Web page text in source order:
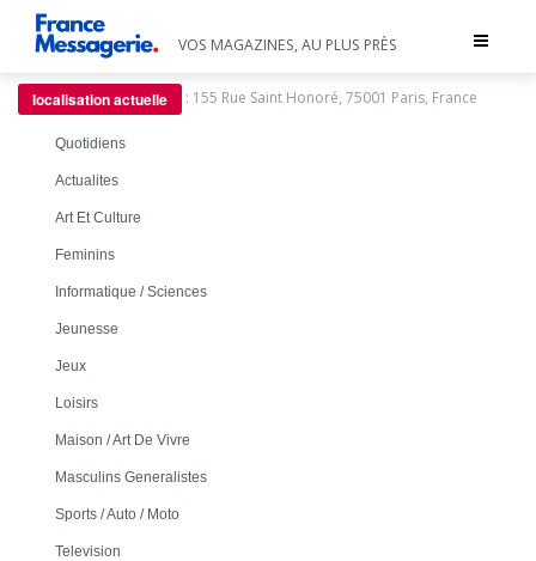
Toggle
VOS MAGAZINES, AU PLUS PRÈS
localisation actuelle : 155 Rue Saint Honoré, 75001 Paris, France
Quotidiens
Actualites
Art Et Culture
Feminins
Informatique / Sciences
Jeunesse
Jeux
Loisirs
Maison / Art De Vivre
Masculins Generalistes
Sports / Auto / Moto
Television